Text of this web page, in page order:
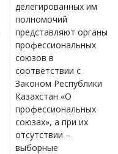
делегированных им
полномочий
представляют органы
профессиональных
союзов в
соответствии с
Законом Республики
Казахстан «О
профессиональных
союзах», а при их
отсутствии –
выборные